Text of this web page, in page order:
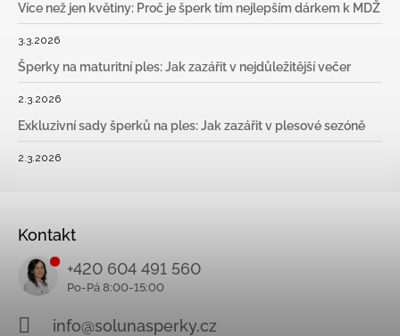
Více než jen květiny: Proč je šperk tím nejlepším dárkem k MDŽ
3.3.2026
Šperky na maturitní ples: Jak zazářit v nejdůležitější večer
2.3.2026
Exkluzivní sady šperků na ples: Jak zazářit v plesové sezóně
2.3.2026
Kontakt
+420 604 491 560
info@solunasperky.cz